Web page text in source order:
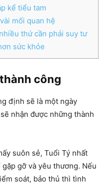
kể tiểu tam
mối quan hệ
thứ cần phải suy tư
sức khỏe
công
định sẽ là một ngày
nhận được những thành
suôn sẻ, Tuổi Tý nhất
gỡ và yêu thương. Nếu
soát, bảo thủ thì tình